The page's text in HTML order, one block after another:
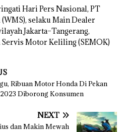
Hari Pers Nasional, PT
selaku Main Dealer
Jakarta–Tangerang,
Motor Keliling (SEMOK)
Ribuan Motor Honda Di Pekan
Diborong Konsumen
NEXT
dan Makin Mewah